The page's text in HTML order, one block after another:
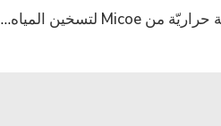
مجمّع طاقة شمسيّة حراريّة من Micoe لتسخين المياه الساخنة